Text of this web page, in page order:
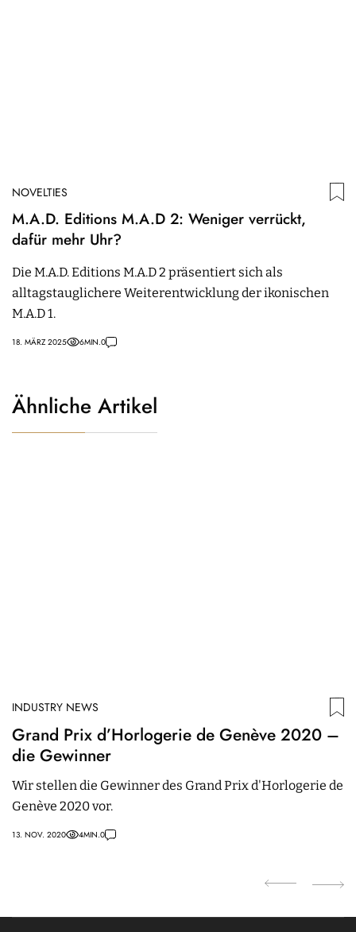
NOVELTIES
M.A.D. Editions M.A.D 2: Weniger verrückt,
dafür mehr Uhr?
Die M.A.D. Editions M.A.D 2 präsentiert sich als
alltagstauglichere Weiterentwicklung der ikonischen
M.A.D 1.
18. MÄRZ 2025 6MIN.0
Ähnliche Artikel
INDUSTRY NEWS
Grand Prix d’Horlogerie de Genève 2020 –
die Gewinner
Wir stellen die Gewinner des Grand Prix d'Horlogerie de
Genève 2020 vor.
13. NOV. 2020 4MIN.0